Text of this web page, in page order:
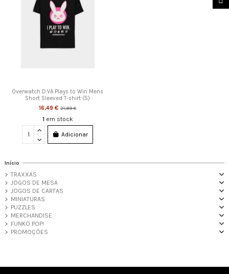
Overwatch D.VA Plays to Win Mens
Short Sleeved T-shirt (S)
16,49 €21,99 €
1 em stock
Adicionar
Início
TRAXXAS
JOGOS DE MESA
JOGOS DE CARTAS
MINIATURAS
PUZZLES
MERCHANDISE
FUNKO POP!
PROMOÇÕES